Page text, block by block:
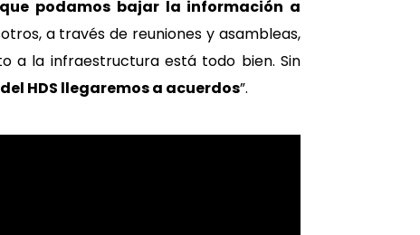
podamos bajar la información a
a través de reuniones y asambleas,
a la infraestructura está todo bien. Sin
HDS llegaremos a acuerdos”.